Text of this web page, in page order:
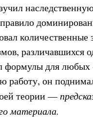
различавшихся
формулы для
работу, он
теории —
материала.